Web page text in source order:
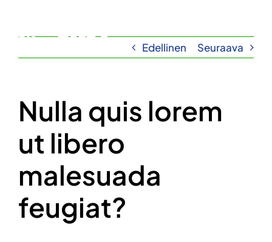
Kalastus
Palvelut
Esteettömyys
Yrityksille
Ota yhteyttä
Edellinen Seuraava
Nulla quis lorem
ut libero
malesuada
feugiat?